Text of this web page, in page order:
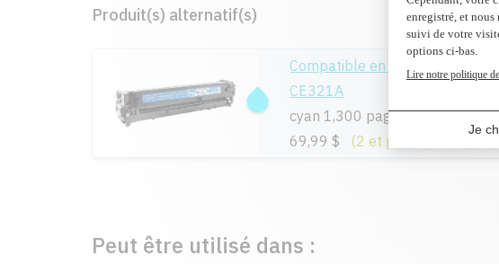
Produit(s) alternatif(s)
Compatible en remplacement du
CE321A
cyan 1,300 pages
69,99 $
(2 et plus 66,40 $)
Peut être utilisé dans :